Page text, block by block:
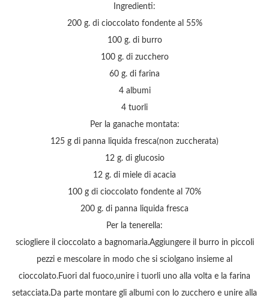
Ingredienti:
200 g. di cioccolato fondente al 55%
100 g. di burro
100 g. di zucchero
60 g. di farina
4 albumi
4 tuorli
Per la ganache montata:
125 g di panna liquida fresca(non zuccherata)
12 g. di glucosio
12 g. di miele di acacia
100 g di cioccolato fondente al 70%
200 g. di panna liquida fresca
Per la tenerella:
sciogliere il cioccolato a bagnomaria.Aggiungere il burro in piccoli
pezzi e mescolare in modo che si sciolgano insieme al
cioccolato.Fuori dal fuoco,unire i tuorli uno alla volta e la farina
setacciata.Da parte montare gli albumi con lo zucchero e unire alla